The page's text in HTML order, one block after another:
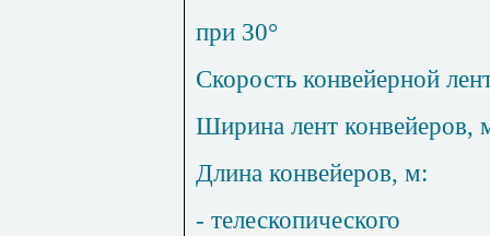
при 30°
Скорость конвейерной
Ширина лент конвейеров,
Длина конвейеров, м:
- телескопического